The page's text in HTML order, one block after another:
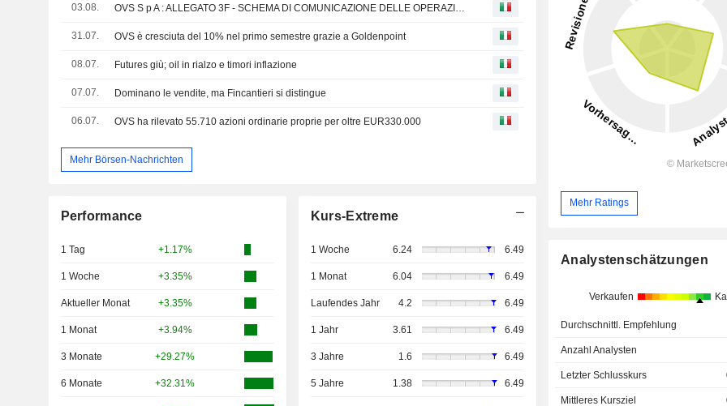
03.08. OVS S p A : ALLEGATO 3F - SCHEMA DI COMUNICAZIONE DELLE OPERAZIONI SUI TITOLI DELL'EMITTENTE
31.07. OVS è cresciuta del 10% nel primo semestre grazie a Goldenpoint
08.07. Futures giù; oil in rialzo e timori inflazione
07.07. Dominano le vendite, ma Fincantieri si distingue
06.07. OVS ha rilevato 55.710 azioni ordinarie proprie per oltre EUR330.000
Mehr Börsen-Nachrichten
Performance
1 Tag +1.17%
1 Woche +3.35%
Aktueller Monat +3.35%
1 Monat +3.94%
3 Monate +29.27%
6 Monate +32.31%
Kurs-Extreme
1 Woche 6.24 6.49
1 Monat 6.04 6.49
Laufendes Jahr 4.2 6.49
1 Jahr 3.61 6.49
3 Jahre 1.6 6.49
5 Jahre 1.38 6.49
Mehr Ratings
Analystenschätzungen
Verkaufen
Durchschnittl. Empfehlung
Anzahl Analysten
Letzter Schlusskurs
Mittleres Kursziel